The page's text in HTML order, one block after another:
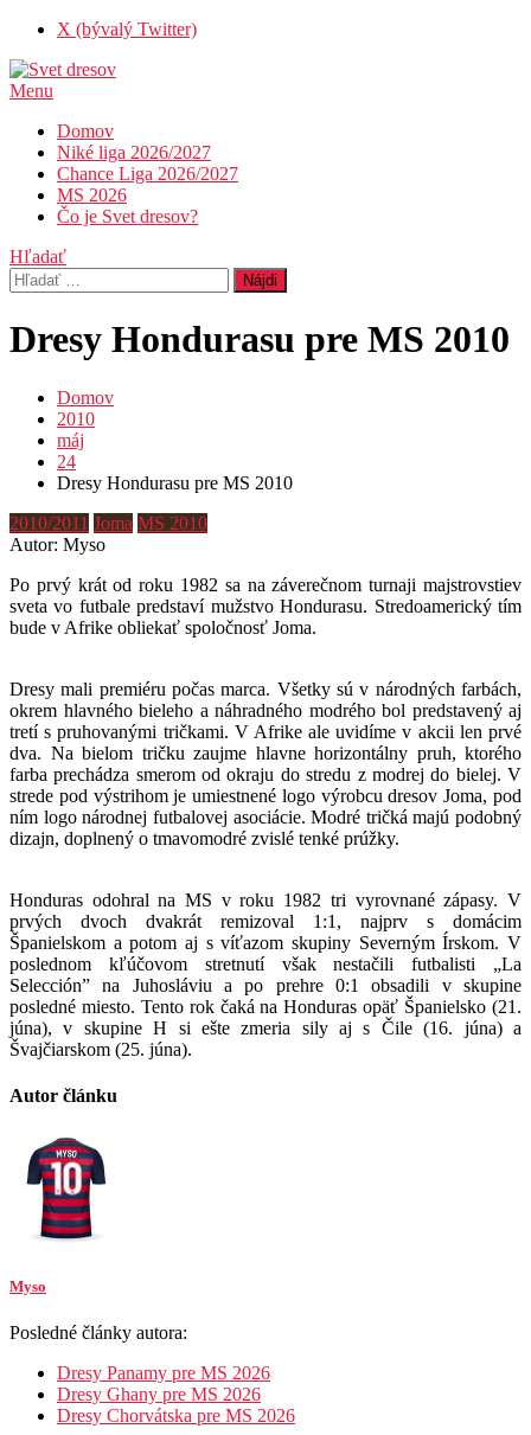
Skip
Content
X (bývalý Twitter)
Menu
Domov
Niké liga 2026/2027
Chance Liga 2026/2027
MS 2026
Čo je Svet dresov?
Hľadať
Hľadať:
Dresy Hondurasu pre MS 2010
Domov
2010
máj
24
Dresy Hondurasu pre MS 2010
2010/2011 Joma MS 2010
Autor: Myso
Po prvý krát od roku 1982 sa na záverečnom turnaji majstrovstiev
sveta vo futbale predstaví mužstvo Hondurasu. Stredoamerický tím
bude v Afrike obliekať spoločnosť Joma.
Dresy mali premiéru počas marca. Všetky sú v národných farbách,
okrem hlavného bieleho a náhradného modrého bol predstavený aj
tretí s pruhovanými tričkami. V Afrike ale uvidíme v akcii len prvé
dva. Na bielom tričku zaujme hlavne horizontálny pruh, ktorého
farba prechádza smerom od okraju do stredu z modrej do bielej. V
strede pod výstrihom je umiestnené logo výrobcu dresov Joma, pod
ním logo národnej futbalovej asociácie. Modré tričká majú podobný
dizajn, doplnený o tmavomodré zvislé tenké prúžky.
Honduras odohral na MS v roku 1982 tri vyrovnané zápasy. V
prvých dvoch dvakrát remizoval 1:1, najprv s domácim
Španielskom a potom aj s víťazom skupiny Severným Írskom. V
poslednom kľúčovom stretnutí však nestačili futbalisti „La
Selección” na Juhosláviu a po prehre 0:1 obsadili v skupine
posledné miesto. Tento rok čaká na Honduras opäť Španielsko (21.
júna), v skupine H si ešte zmeria sily aj s Čile (16. júna) a
Švajčiarskom (25. júna).
Autor článku
Myso
Posledné články autora:
Dresy Panamy pre MS 2026
Dresy Ghany pre MS 2026
Dresy Chorvátska pre MS 2026